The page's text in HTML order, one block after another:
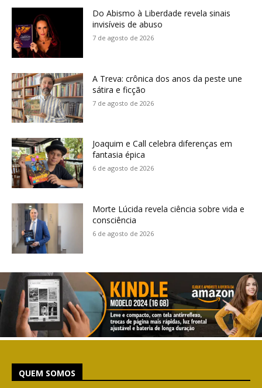
Do Abismo à Liberdade revela sinais
invisíveis de abuso
7 de agosto de 2026
A Treva: crônica dos anos da peste une
sátira e ficção
7 de agosto de 2026
Joaquim e Call celebra diferenças em
fantasia épica
6 de agosto de 2026
Morte Lúcida revela ciência sobre vida e
consciência
6 de agosto de 2026
QUEM SOMOS